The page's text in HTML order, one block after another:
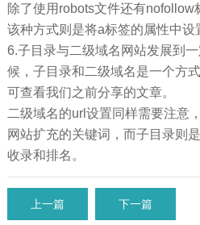
除了使用robots文件还有nofollow
该种方式则是将a标签的属性中设
6.子目录与二级域名网站发展到
候，子目录和二级域名是一个方
可查看我们之前分享的文章。
二级域名的url设置同样需要注意
网站扩充的关键词，而子目录则
收录和排名。
上一篇 下一篇